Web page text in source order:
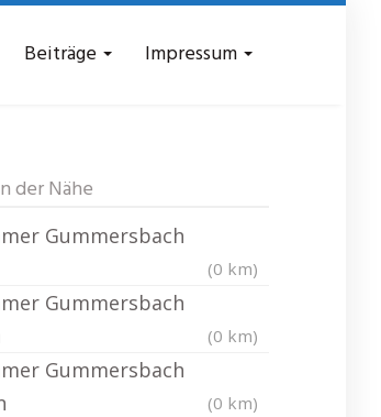
Beiträge Impressum
Veste
der Nähe
Gummersbach
(0 km)
Gummersbach
(0 km)
Gummersbach
(0 km)